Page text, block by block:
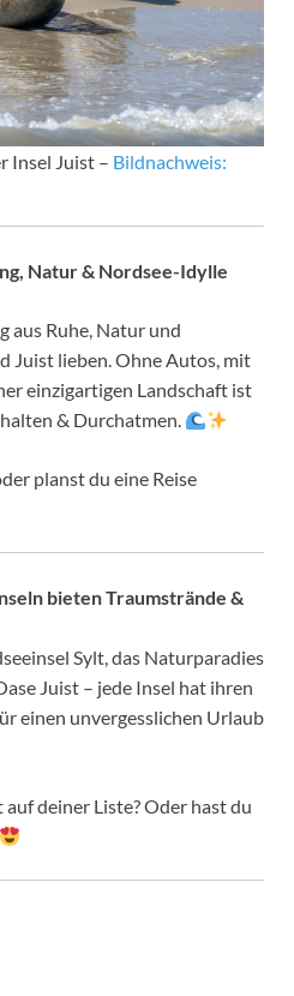
Insel Juist – Bildnachweis:
Natur & Nordsee-Idylle
aus Ruhe, Natur und
Juist lieben. Ohne Autos, mit
einzigartigen Landschaft ist
& Durchatmen.
planst du eine Reise
bieten Traumstrände &
Sylt, das Naturparadies
Juist – jede Insel hat ihren
einen unvergesslichen Urlaub
deiner Liste? Oder hast du